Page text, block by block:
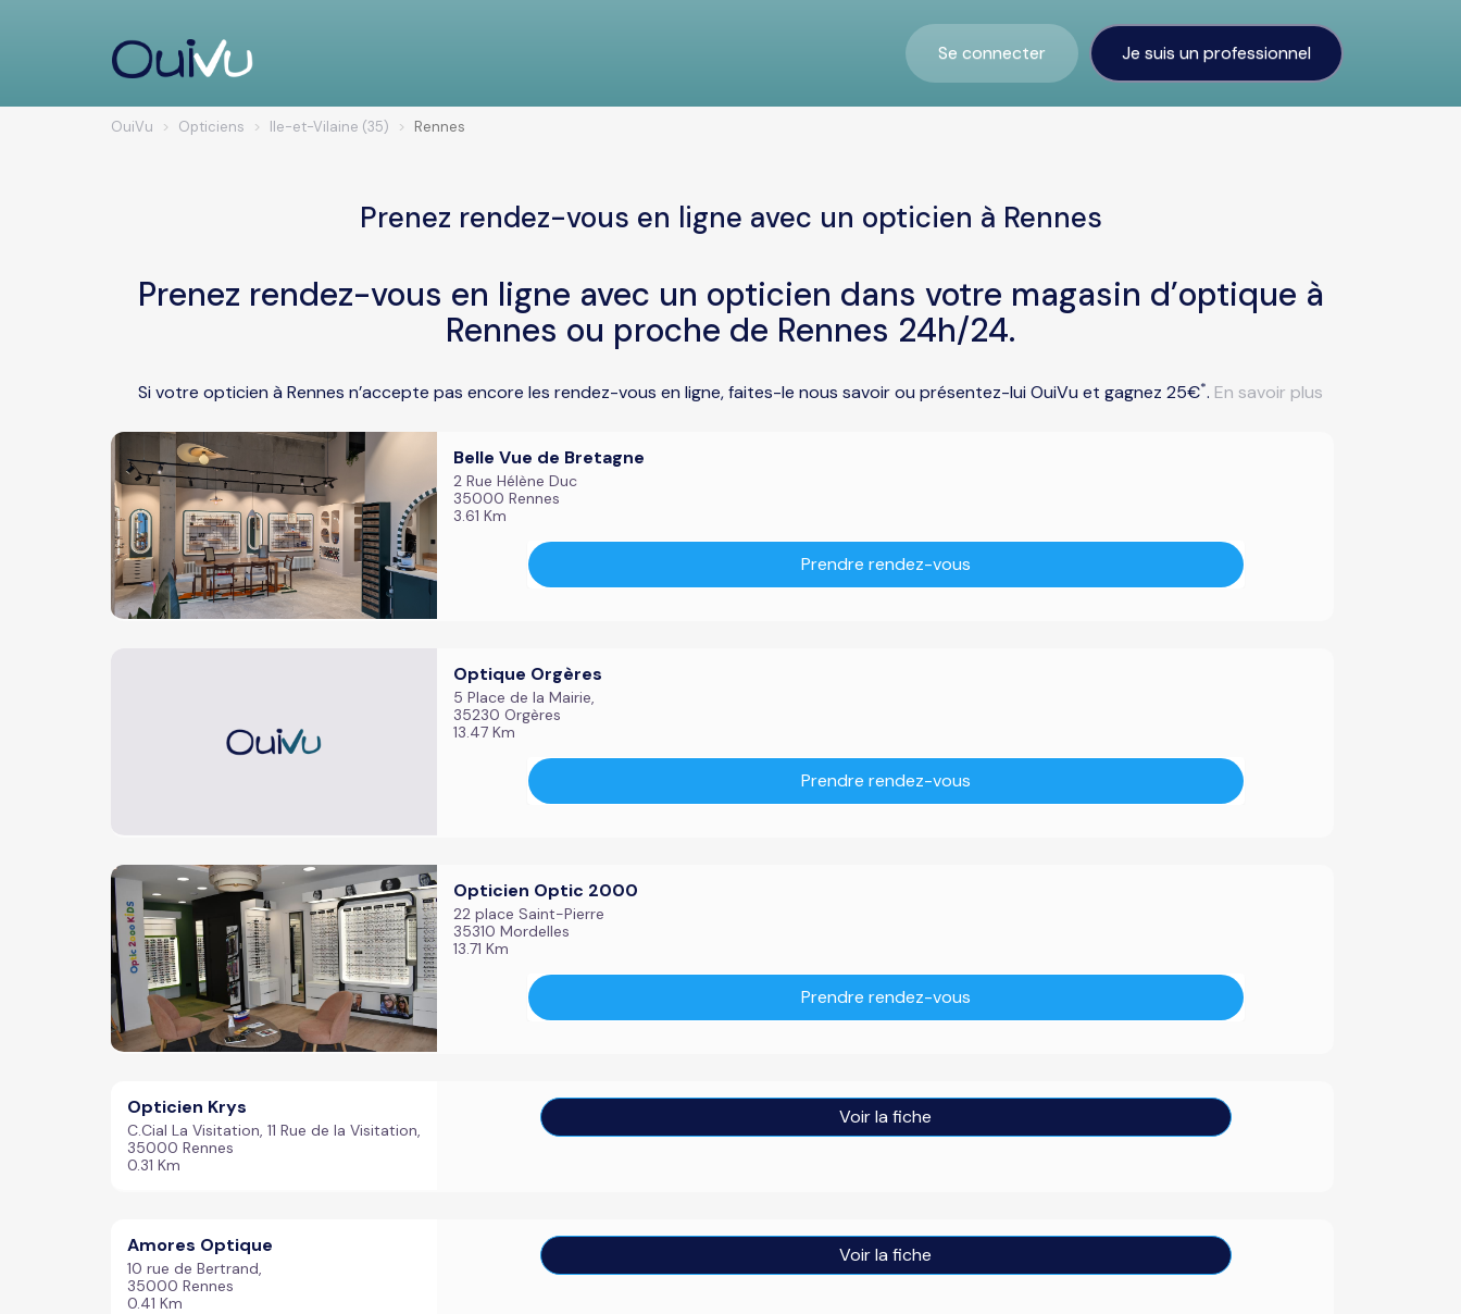
Se connecter Je suis un professionnel
OuiVu Opticiens Ile-et-Vilaine (35) Rennes
Prenez rendez-vous en ligne avec un opticien à Rennes
Prenez rendez-vous en ligne avec un opticien dans votre magasin d’optique à
Rennes ou proche de Rennes 24h/24.
Si votre opticien à Rennes n’accepte pas encore les rendez-vous en ligne, faites-le nous savoir ou présentez-lui OuiVu et gagnez 25€*. En savoir plus
Belle Vue de Bretagne
2 Rue Hélène Duc
35000 Rennes
3.61 Km
Prendre rendez-vous
Optique Orgères
5 Place de la Mairie,
35230 Orgères
13.47 Km
Prendre rendez-vous
Opticien Optic 2000
22 place Saint-Pierre
35310 Mordelles
13.71 Km
Prendre rendez-vous
Opticien Krys
C.Cial La Visitation, 11 Rue de la Visitation,
35000 Rennes
0.31 Km
Voir la fiche
Amores Optique
10 rue de Bertrand,
35000 Rennes
0.41 Km
Voir la fiche